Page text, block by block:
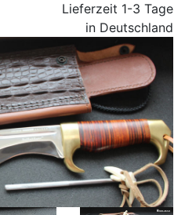
Lieferzeit 1-3 Tage
in Deutschland